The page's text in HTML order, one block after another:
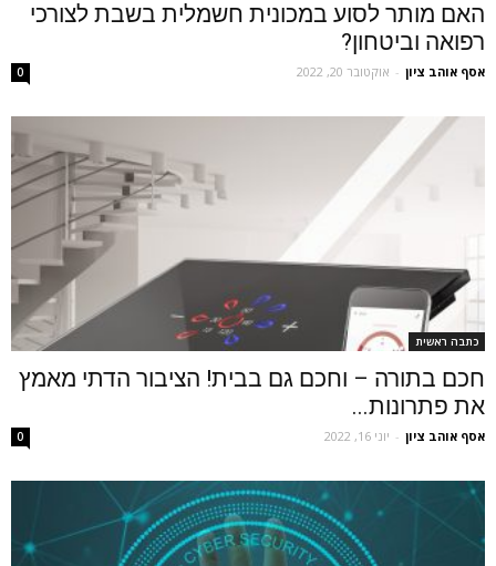
האם מותר לסוע במכונית חשמלית בשבת לצורכי
רפואה וביטחון?
אסף אוהב ציון - אוקטובר 20, 2022 0
כתבה ראשית
חכם בתורה – וחכם גם בבית! הציבור הדתי מאמץ
את פתרונות...
אסף אוהב ציון - יוני 16, 2022 0